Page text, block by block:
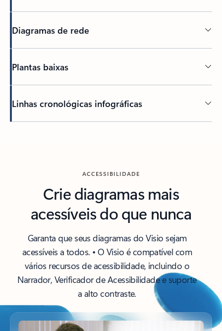
Diagramas de rede
Plantas baixas
Linhas cronológicas infográficas
ACCESSIBILIDADE
Crie diagramas mais
acessíveis do que nunca
Garanta que seus diagramas do Visio sejam
acessíveis a todos. • O Visio é compatível com
vários recursos de acessibilidade, incluindo o
Narrador, Verificador de Acessibilidade e suporte
a alto contraste.